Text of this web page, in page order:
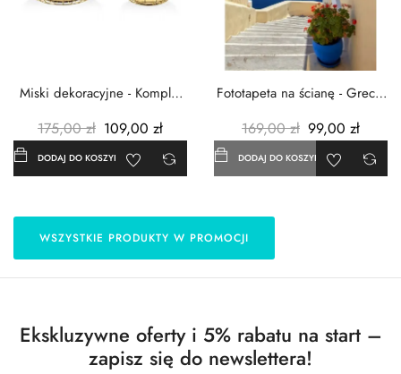
Miski dekoracyjne - Komplet
175,00 zł 109,00 zł
DODAJ DO KOSZYKA
Fototapeta na ścianę - Grecja
169,00 zł 99,00 zł
DODAJ DO KOSZYKA
WSZYSTKIE PRODUKTY W PROMOCJI
Ekskluzywne oferty i 5% rabatu na start –
zapisz się do newslettera!